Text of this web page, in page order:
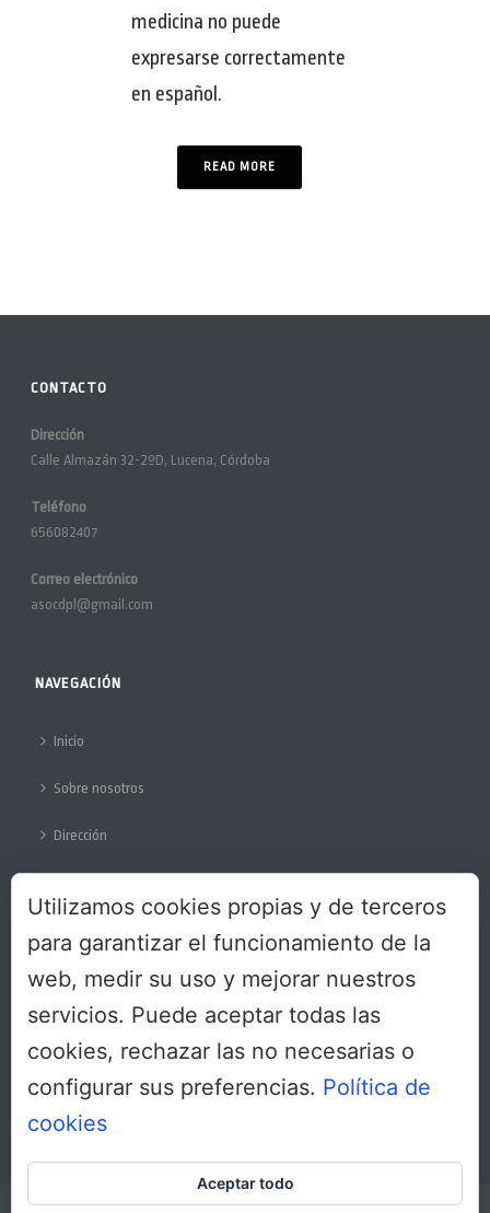
medicina no puede
expresarse correctamente
en español.
READ MORE
CONTACTO
Dirección
Calle Almazán 32-2ºD, Lucena, Córdoba
Teléfono
656082407
Correo electrónico
asocdpl@gmail.com
NAVEGACIÓN
Inicio
Sobre nosotros
Dirección
SÍGUENOS
Copyright All Rights Reserved © 2017
Utilizamos cookies propias y de terceros
para garantizar el funcionamiento de la
web, medir su uso y mejorar nuestros
servicios. Puede aceptar todas las
cookies, rechazar las no necesarias o
configurar sus preferencias. Política de
cookies
Aceptar todo